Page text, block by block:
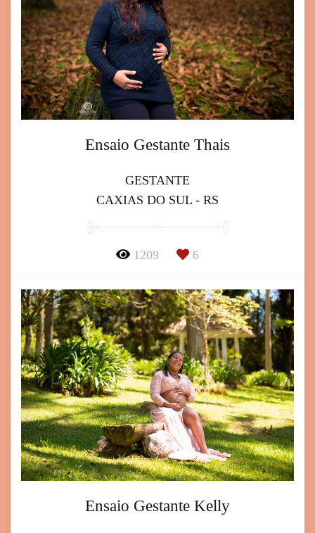
Ensaio Gestante Thais
GESTANTE
CAXIAS DO SUL - RS
1209 6
Ensaio Gestante Kelly